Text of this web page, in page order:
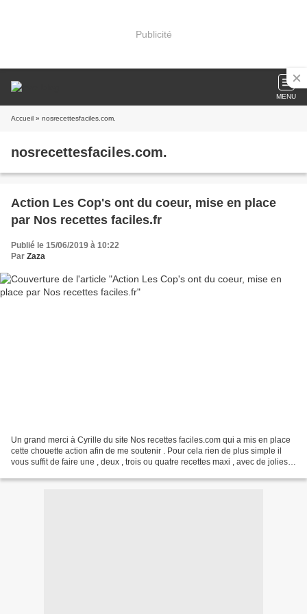
Publicité
MENU
Accueil » nosrecettesfaciles.com.
nosrecettesfaciles.com.
Action Les Cop's ont du coeur, mise en place
par Nos recettes faciles.fr
Publié le 15/06/2019 à 10:22
Par Zaza
Un grand merci à Cyrille du site Nos recettes faciles.com qui a mis en place
cette chouette action afin de me soutenir . Pour cela rien de plus simple il
vous suffit de faire une , deux , trois ou quatre recettes maxi , avec de jolies